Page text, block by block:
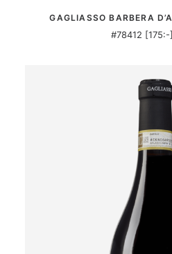
GAGLIASSO BARBERA
#78412